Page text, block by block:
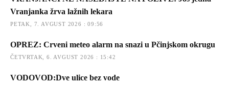
Vranjanka žrva lažnih lekara
PETAK, 7. AVGUST 2026 : 09:56
OPREZ: Crveni meteo alarm na snazi u Pčinjskom okrugu
ČETVRTAK, 6. AVGUST 2026 : 15:42
VODOVOD:Dve ulice bez vode